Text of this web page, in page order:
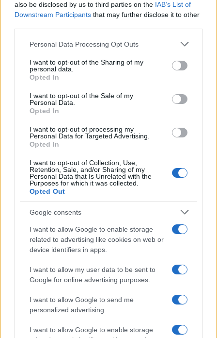
also be disclosed by us to third parties on the IAB’s List of
Downstream Participants that may further disclose it to other
Please note that this website/app uses one or more Google
not limited to your visit or usage behaviour. You may click to
grant or deny consent to Google and its third-party tags to
use your data for below specified purposes in below Google
consent section.
Personal Data Processing Opt Outs
I want to opt-out of the Sharing of my
personal data.
Opted In
I want to opt-out of the Sale of my
Personal Data.
Opted In
I want to opt-out of processing my
Personal Data for Targeted Advertising.
Opted In
I want to opt-out of Collection, Use,
Retention, Sale, and/or Sharing of my
Personal Data that Is Unrelated with the
Purposes for which it was collected.
Opted Out
Google consents
I want to allow Google to enable storage
related to advertising like cookies on web or
device identifiers in apps.
I want to allow my user data to be sent to
Google for online advertising purposes.
I want to allow Google to send me
personalized advertising.
I want to allow Google to enable storage
NEWS
Don Antonio Mazzi: l’ultimo saluto a Milano tra
Marco Tessari · 3 Ago 2026